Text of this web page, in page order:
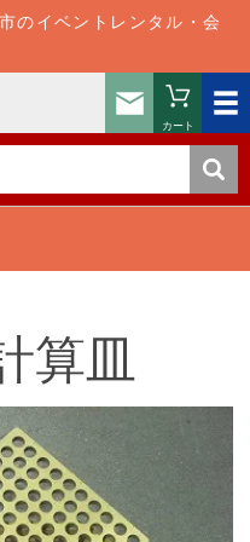
のイベントレンタル・会
お問い
カート
算皿